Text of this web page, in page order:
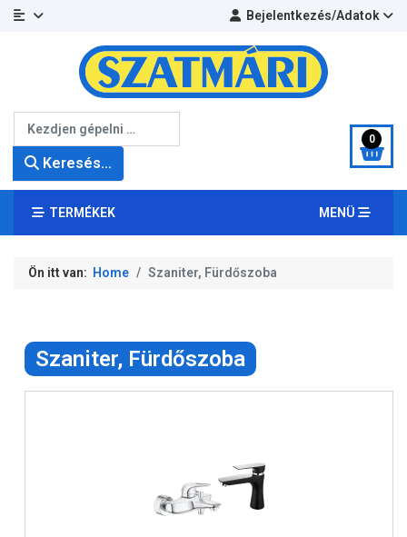
Bejelentkezés/Adatok
Keresés...
0
TERMÉKEK MENÜ
Ön itt van: Home Szaniter, Fürdőszoba
Szaniter, Fürdőszoba